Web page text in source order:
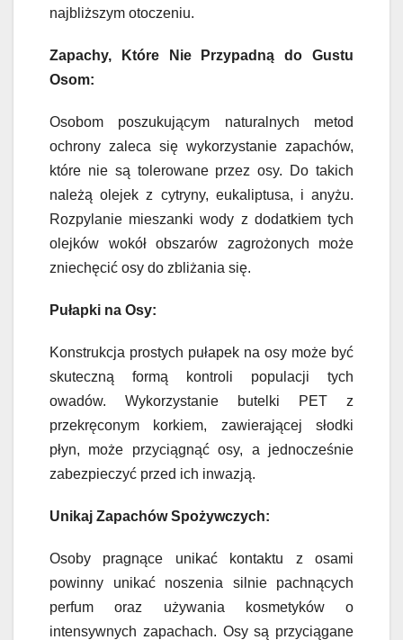
najbliższym otoczeniu.
Zapachy, Które Nie Przypadną do Gustu
Osom:
Osobom poszukującym naturalnych metod
ochrony zaleca się wykorzystanie zapachów,
które nie są tolerowane przez osy. Do takich
należą olejek z cytryny, eukaliptusa, i anyżu.
Rozpylanie mieszanki wody z dodatkiem tych
olejków wokół obszarów zagrożonych może
zniechęcić osy do zbliżania się.
Pułapki na Osy:
Konstrukcja prostych pułapek na osy może być
skuteczną formą kontroli populacji tych
owadów. Wykorzystanie butelki PET z
przekręconym korkiem, zawierającej słodki
płyn, może przyciągnąć osy, a jednocześnie
zabezpieczyć przed ich inwazją.
Unikaj Zapachów Spożywczych:
Osoby pragnące unikać kontaktu z osami
powinny unikać noszenia silnie pachnących
perfum oraz używania kosmetyków o
intensywnych zapachach. Osy są przyciągane